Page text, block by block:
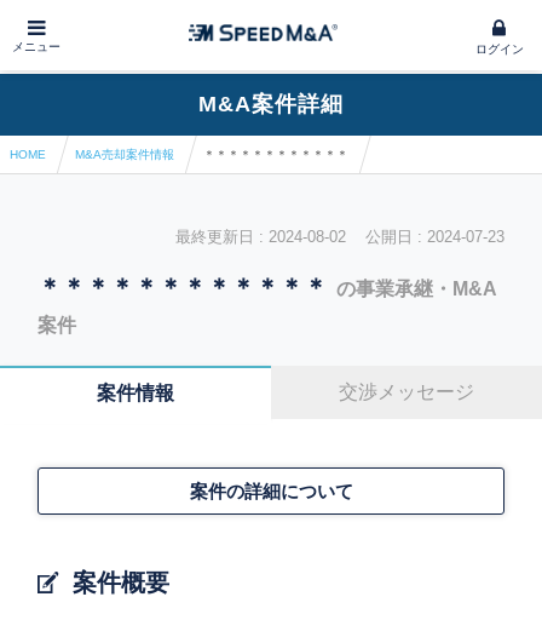
メニュー ログイン
M&A案件詳細
HOME M&A売却案件情報 ＊＊＊＊＊＊＊＊＊＊＊＊
最終更新日 : 2024-08-02 公開日 : 2024-07-23
＊＊＊＊＊＊＊＊＊＊＊＊
の事業承継・M&A
案件
案件情報 交渉メッセージ
案件概要
案件の詳細について